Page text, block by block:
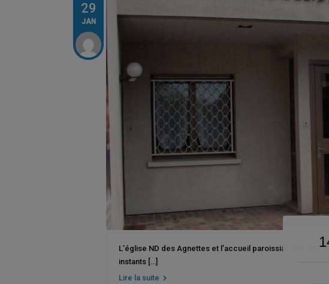
29
JAN
L’église ND des Agnettes et l’accueil paroissial sont
instants […]
Lire la suite